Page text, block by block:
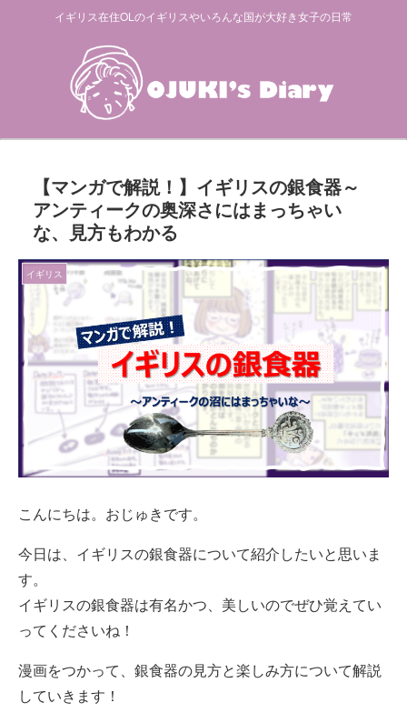
イギリス在住OLのイギリスやいろんな国が大好き女子の日常
【マンガで解説！】イギリスの銀食器～
アンティークの奥深さにはまっちゃい
な、見方もわかる
イギリス
こんにちは。おじゅきです。
今日は、イギリスの銀食器について紹介したいと思いま
す。
イギリスの銀食器は有名かつ、美しいのでぜひ覚えてい
ってくださいね！
漫画をつかって、銀食器の見方と楽しみ方について解説
していきます！